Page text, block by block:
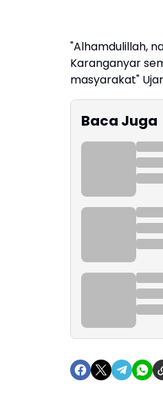
"Alhamdulillah,
Karanganyar
masyarakat"
Baca Juga